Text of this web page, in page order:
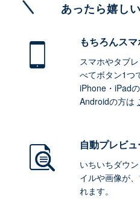
あったら嬉し
もちろんスマ
スマホやタブ
べてボタン1つ
iPhone・iPad
Androidの方は
自動プレビ
いちいちダウ
イルや画像が
れます。